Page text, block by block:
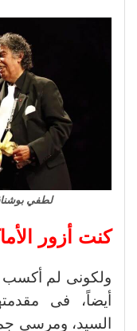
لطفي
كنت أزور
ولكونى لم أكسب
أيضاً، فى
السيد، ومرسى